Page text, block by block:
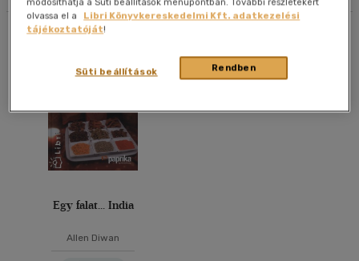
20 db / oldal
Alkalmaz
Egy falat... India
Allen Diwan
olvassa el a
Libri Könyvkereskedelmi Kft. adatkezelési
tájékoztatóját!
Rendben
Süti beállítások